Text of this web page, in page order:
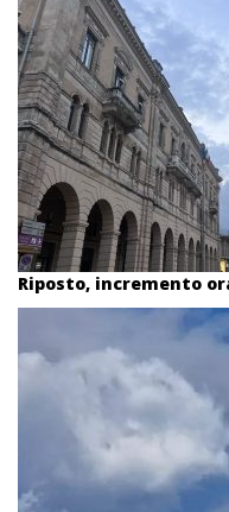
Riposto, incremento